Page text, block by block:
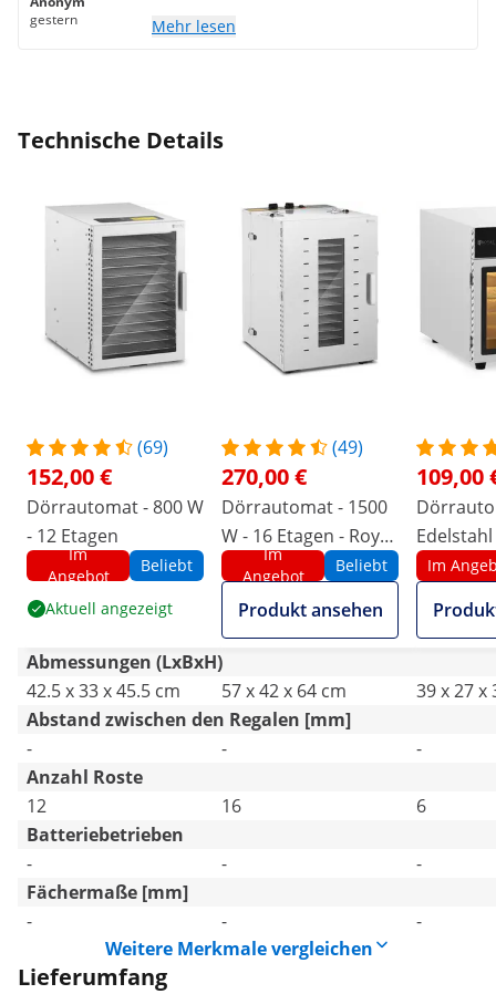
gestern
Mehr lesen
Technische Details
(69)
152,00 €
Dörrautomat - 800 W
- 12 Etagen
Im
Angebot
Beliebt
Aktuell angezeigt
(49)
270,00 €
Dörrautomat - 1500
W - 16 Etagen - Royal
Catering
Im
Angebot
Beliebt
Produkt ansehen
109,00
Edelstahl
Etagen -
Catering
Im
Abmessungen (LxBxH)
42.5 x 33 x 45.5 cm
57 x 42 x 64 cm
39 x 27 x
Abstand zwischen den Regalen [mm]
-
-
-
Anzahl Roste
12
16
6
Batteriebetrieben
-
-
-
Fächermaße [mm]
-
-
-
Weitere Merkmale vergleichen
Lieferumfang